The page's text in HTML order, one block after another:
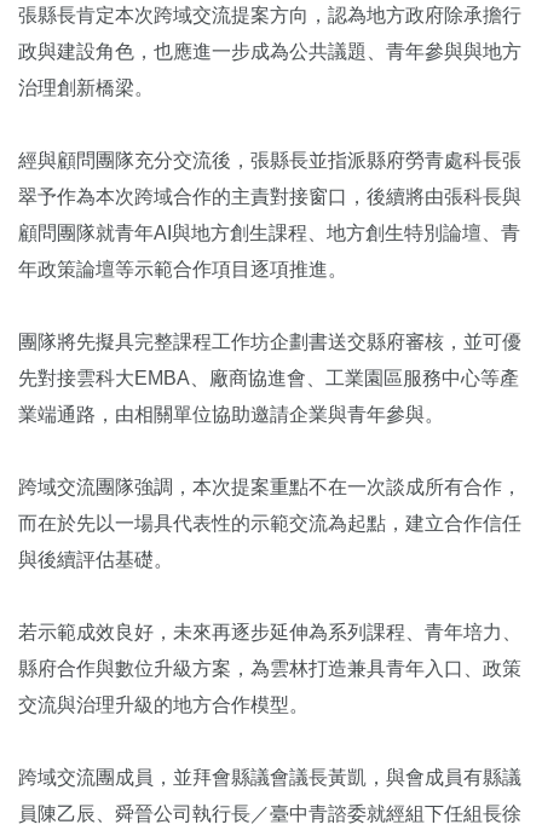
張縣長肯定本次跨域交流提案方向，認為地方政府除承擔行
政與建設角色，也應進一步成為公共議題、青年參與與地方
治理創新橋梁。
經與顧問團隊充分交流後，張縣長並指派縣府勞青處科長張
翠予作為本次跨域合作的主責對接窗口，後續將由張科長與
顧問團隊就青年AI與地方創生課程、地方創生特別論壇、青
年政策論壇等示範合作項目逐項推進。
團隊將先擬具完整課程工作坊企劃書送交縣府審核，並可優
先對接雲科大EMBA、廠商協進會、工業園區服務中心等產
業端通路，由相關單位協助邀請企業與青年參與。
跨域交流團隊強調，本次提案重點不在一次談成所有合作，
而在於先以一場具代表性的示範交流為起點，建立合作信任
與後續評估基礎。
若示範成效良好，未來再逐步延伸為系列課程、青年培力、
縣府合作與數位升級方案，為雲林打造兼具青年入口、政策
交流與治理升級的地方合作模型。
跨域交流團成員，並拜會縣議會議長黃凱，與會成員有縣議
員陳乙辰、舜晉公司執行長／臺中青諮委就經組下任組長徐